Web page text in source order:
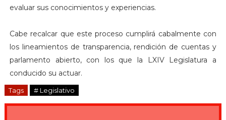
evaluar sus conocimientos y experiencias.
Cabe recalcar que este proceso cumplirá cabalmente con
los lineamientos de transparencia, rendición de cuentas y
parlamento abierto, con los que la LXIV Legislatura a
conducido su actuar.
Tags # Legislativo